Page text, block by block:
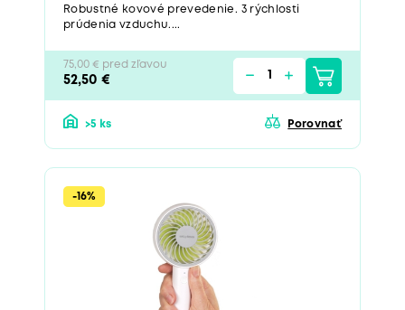
Robustné kovové prevedenie. 3 rýchlosti
prúdenia vzduchu....
75,00 € pred zľavou
52,50 €
>5 ks Porovnať
-16%